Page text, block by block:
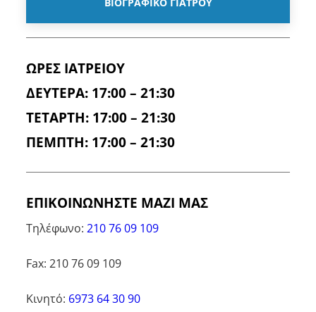
ΩΡΕΣ ΙΑΤΡΕΙΟΥ
ΔΕΥΤΕΡΑ: 17:00 – 21:30
ΤΕΤΑΡΤΗ: 17:00 – 21:30
ΠΕΜΠΤΗ: 17:00 – 21:30
ΕΠΙΚΟΙΝΩΝΗΣΤΕ ΜΑΖΙ ΜΑΣ
Τηλέφωνο:210 76 09 109
Fax: 210 76 09 109
Κινητό: 6973 64 30 90